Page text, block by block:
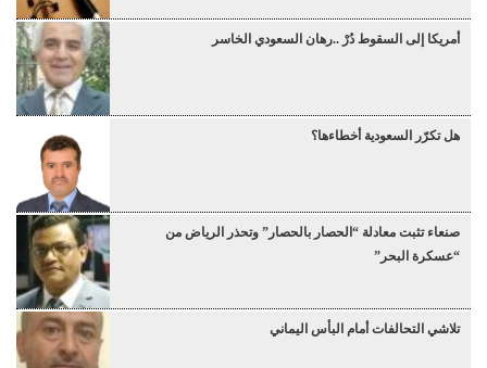
أمريكا إلى السقوط دُرْ ..رهان السعودي الخاسر
هل تكرّر السعودية أخطاءها؟
صنعاء تثبت معادلة “الحصار بالحصار” وتحذر الرياض من
“عسكرة البحر”
تلاشي التحالفات أمام البأس اليماني